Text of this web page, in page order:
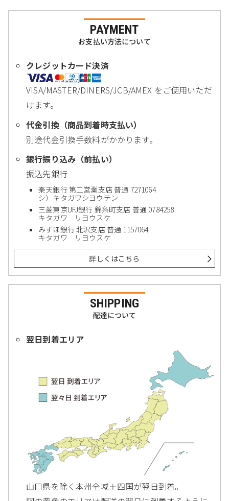
PAYMENT
お支払い方法について
クレジットカード決済
VISA/MASTER/DINERS/JCB/AMEX をご使用いただ
けます。
代金引換（商品到着時支払い）
別途代金引換手数料がかかります。
銀行振り込み（前払い）
振込先銀行
楽天銀行 第二営業支店 普通 7271064
シ）キタガワシヨウテン
三菱東京UFJ銀行 錦糸町支店 普通 0784258
キタガワ リヨウスケ
みずほ銀行 北沢支店 普通 1157064
キタガワ リヨウスケ
詳しくはこちら
SHIPPING
配達について
翌日到着エリア
山口県を除く本州全域＋四国が翌日到着。